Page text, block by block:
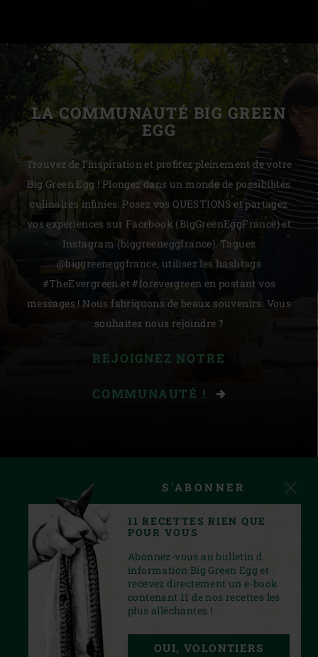
LA COMMUNAUTÉ BIG GREEN
EGG
Trouvez de l'inspiration et profitez pleinement de votre
Big Green Egg ! Plongez dans un monde de possibilités
culinaires infinies. Posez vos QUESTIONS et partagez
vos expériences sur Facebook (BigGreenEggFrance) et
Instagram (biggreeneggfrance). Taguez
@biggreeneggfrance, utilisez les hashtags
#TheEvergreen et #forevergreen en postant vos
messages ! Nous fabriquons de beaux souvenirs. Vous
souhaitez nous rejoindre ?
REJOIGNEZ NOTRE
COMMUNAUTÉ !
S'ABONNER
11 RECETTES RIEN QUE
POUR VOUS
Abonnez-vous au bulletin d
information Big Green Egg et
recevez directement un e-book
contenant 11 de nos recettes les
plus alléchantes !
OUI, VOLONTIERS